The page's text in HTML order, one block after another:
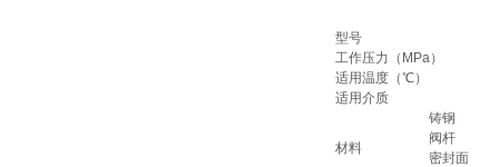
型号
工作压力（MPa）
适用温度（℃）
适用介质
材料
铸钢
阀杆
密封面